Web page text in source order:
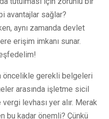
avantajlar sağlar?
aynı zamanda devlet
erişim imkanı sunar.
öncelikle gerekli belgeleri
arasında işletme sicil
levhası yer alır. Merak
bu kadar önemli? Çünkü